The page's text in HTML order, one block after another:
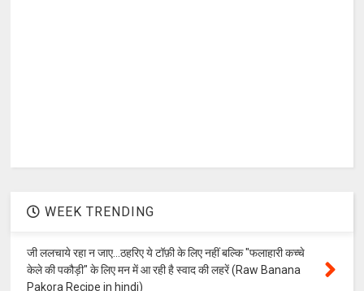
WEEK TRENDING
जी ललचाये रहा न जाए...ठहरिए ये टॉफ़ी के लिए नहीं बल्कि "फलाहारी कच्चे
केले की पकौड़ी" के लिए मन में आ रही है स्वाद की लहरें (Raw Banana
Pakora Recipe in hindi)